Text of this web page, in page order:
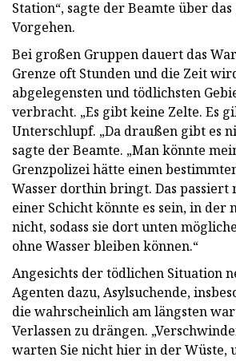
Station“, sagte der Beamte über
Vorgehen.
Bei großen Gruppen dauert das
Grenze oft Stunden und die Zeit
abgelegensten und tödlichsten
verbracht. „Es gibt keine Zelte. Es
Unterschlupf. „Da draußen gibt es
sagte der Beamte. „Man könnte
Grenzpolizei hätte einen
Wasser dorthin bringt. Das passiert
einer Schicht könnte es sein, in der
nicht, sodass sie dort unten
ohne Wasser bleiben können.“
Angesichts der tödlichen Situation
Agenten dazu, Asylsuchende,
die wahrscheinlich am längsten
Verlassen zu drängen.
warten Sie nicht hier in der Wüste,